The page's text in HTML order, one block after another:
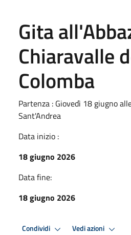
Gita
Chiaravalle
Colomba
Partenza : Giovedì 18 giugno
Sant'Andrea
Data inizio :
18 giugno 2026
Data fine:
18 giugno 2026
Condividi Vedi azioni